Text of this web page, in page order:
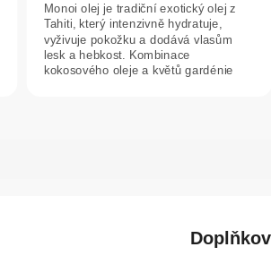
Monoi olej je tradiční exotický olej z
Tahiti, který intenzivně hydratuje,
vyživuje pokožku a dodává vlasům
lesk a hebkost. Kombinace
kokosového oleje a květů gardénie